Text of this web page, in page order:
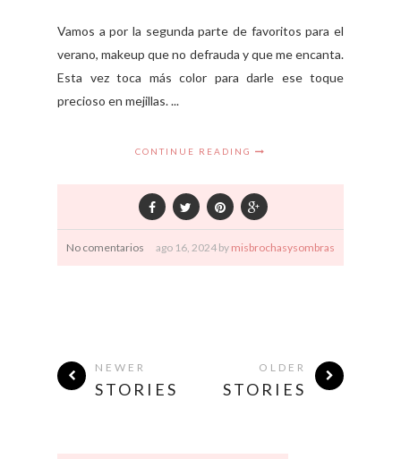
Vamos a por la segunda parte de favoritos para el
verano, makeup que no defrauda y que me encanta.
Esta vez toca más color para darle ese toque
precioso en mejillas. ...
CONTINUE READING
No comentarios ago 16, 2024 by misbrochasysombras
NEWER
STORIES
OLDER
STORIES